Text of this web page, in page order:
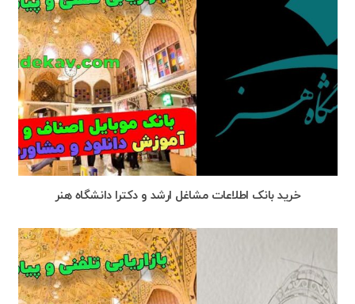
خرید بانک اطلاعات مشاغل ارشد و دکترا دانشگاه هنر